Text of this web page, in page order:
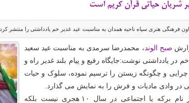
شریان حیاتی قرآن کریم است
فرهنگی هنری سپاه ناحیه همدان به مناسبت عید غدیر خم یادداشتی را منتشر کرد.
صبح الوند ، محمدرضا سرمدی به مناسبت عید سعید
در یادداشتی نوشت:جایگاه رفیع و پیام بلند غدیر راه و
و چگونگه زیستن را ترسیم نموده، سلوک و حیات
در وادی مادیات و فرش را به نمایش می گذارد.
غدیر نام برکه یا اجتماعی در سال ۱۰ هجری نیست بلکه